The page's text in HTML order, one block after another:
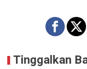
Tinggalkan